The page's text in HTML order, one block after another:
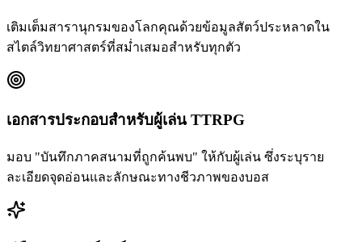
เติมเต็มสารานุกรมของโลกคุณด้วยข้อมูลสัตว์ประหลาดใน
สไตล์วิทยาศาสตร์ที่สม่ำเสมอสำหรับทุกตัว
เอกสารประกอบสำหรับผู้เล่น TTRPG
มอบ "บันทึกภาคสนามที่ถูกค้นพบ" ให้กับผู้เล่น ซึ่งระบุราย
ละเอียดจุดอ่อนและลักษณะทางชีวภาพของบอส